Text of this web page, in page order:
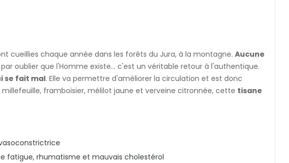
cueillies chaque année dans les forêts du Jura, à la montagne. Aucune
oublier que l'Homme existe... c'est un véritable retour à l'authentique.
se fait mal. Elle va permettre d'améliorer la circulation et est donc
millefeuille, framboisier, mélilot jaune et verveine citronnée, cette tisane
fatigue, rhumatisme et mauvais cholestérol